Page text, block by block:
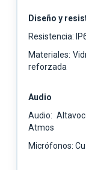
Diseño y
Resistencia:
Materiales:
reforzada
Audio
Audio:
Atmos
Micrófonos: